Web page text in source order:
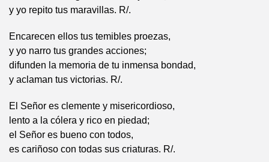
y yo repito tus maravillas. R/.
Encarecen ellos tus temibles proezas,
y yo narro tus grandes acciones;
difunden la memoria de tu inmensa bondad,
y aclaman tus victorias. R/.
El Señor es clemente y misericordioso,
lento a la cólera y rico en piedad;
el Señor es bueno con todos,
es cariñoso con todas sus criaturas. R/.